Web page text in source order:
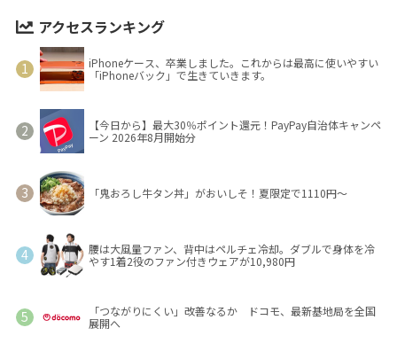
アクセスランキング
iPhoneケース、卒業しました。これからは最高に使いやすい
「iPhoneバック」で生きていきます。
【今日から】最大30％ポイント還元！PayPay自治体キャンペ
ーン 2026年8月開始分
「鬼おろし牛タン丼」がおいしそ！夏限定で1110円～
腰は大風量ファン、背中はペルチェ冷却。ダブルで身体を冷
やす1着2役のファン付きウェアが10,980円
「つながりにくい」改善なるか ドコモ、最新基地局を全国
展開へ